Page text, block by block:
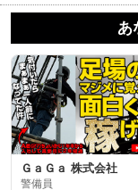
あ
ＧａＧａ 株式会社
警備員